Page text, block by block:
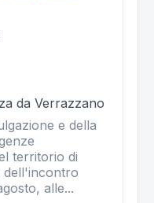
da Verrazzano
e della
territorio di
dell'incontro
alle...